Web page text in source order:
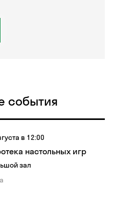
события
в 12:00
настольных игр
зал